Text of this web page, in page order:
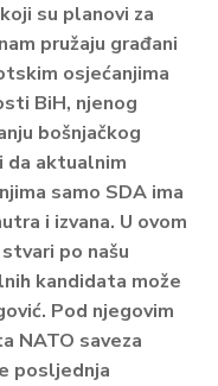
su planovi za
pružaju građani
osjećanjima
BiH, njenog
bošnjačkog
aktualnim
samo SDA ima
i izvana. U ovom
po našu
kandidata može
Pod njegovim
NATO saveza
posljednja